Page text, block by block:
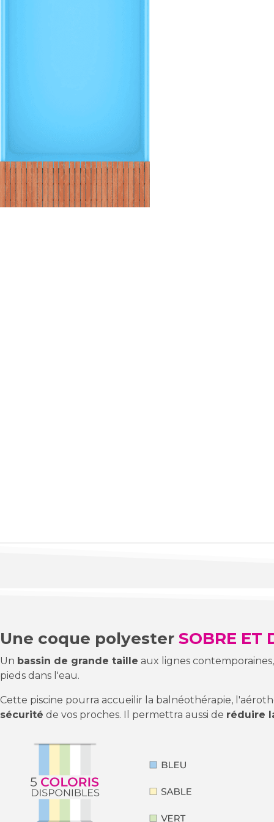
Une coque polyester SOBRE ET
Un bassin de grande taille aux lignes
pieds dans l'eau.
Cette piscine pourra accueilir la balnéothérapie,
sécurité de vos proches. Il permettra aussi de réduire